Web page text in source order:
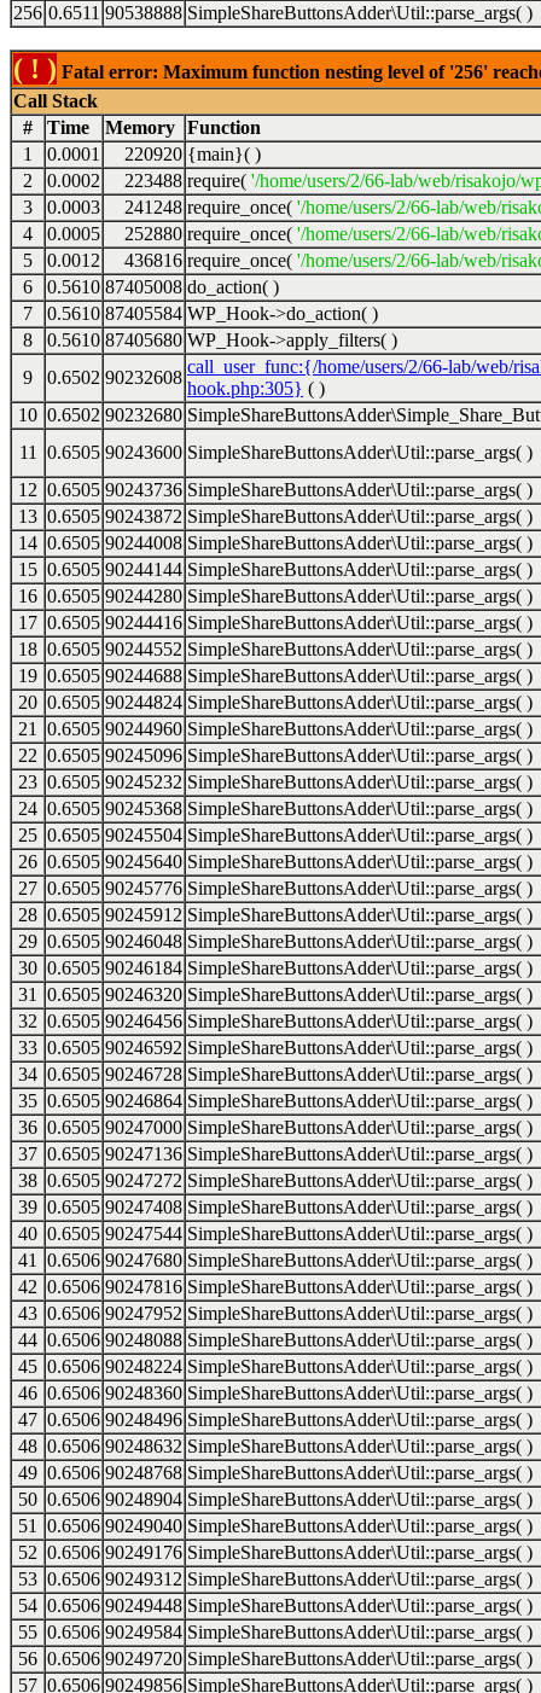
256 0.6511 90538888 SimpleShareButtonsAdder\Util::parse_args( )
( ! ) Fatal error: Maximum function nesting level of '256'
Call Stack
#
Time Memory Function
1
0.0001 220920 {main}( )
2
0.0002 223488 require( '/home/users/2/66-lab/web/risakojo/
3
0.0003 241248 require_once( '/home/users/2/66-lab/web/
4
0.0005 252880 require_once( '/home/users/2/66-lab/web/
5
0.0012 436816 require_once( '/home/users/2/66-lab/web/
6
0.5610 87405008 do_action( )
7
0.5610 87405584 WP_Hook->do_action( )
8
0.5610 87405680 WP_Hook->apply_filters( )
9
0.6502 90232608
call_user_func:{/home/users/2/66-lab/web/
hook.php:305} ( )
10 0.6502 90232680
11
0.6505 90243600 SimpleShareButtonsAdder\Util::parse_args( )
12 0.6505 90243736 SimpleShareButtonsAdder\Util::parse_args( )
13 0.6505 90243872 SimpleShareButtonsAdder\Util::parse_args( )
14 0.6505 90244008 SimpleShareButtonsAdder\Util::parse_args( )
15 0.6505 90244144 SimpleShareButtonsAdder\Util::parse_args( )
16 0.6505 90244280 SimpleShareButtonsAdder\Util::parse_args( )
17 0.6505 90244416 SimpleShareButtonsAdder\Util::parse_args( )
18 0.6505 90244552 SimpleShareButtonsAdder\Util::parse_args( )
19 0.6505 90244688 SimpleShareButtonsAdder\Util::parse_args( )
20 0.6505 90244824 SimpleShareButtonsAdder\Util::parse_args( )
21
0.6505 90244960 SimpleShareButtonsAdder\Util::parse_args( )
22 0.6505 90245096 SimpleShareButtonsAdder\Util::parse_args( )
23 0.6505 90245232 SimpleShareButtonsAdder\Util::parse_args( )
24 0.6505 90245368 SimpleShareButtonsAdder\Util::parse_args( )
25 0.6505 90245504 SimpleShareButtonsAdder\Util::parse_args( )
26 0.6505 90245640 SimpleShareButtonsAdder\Util::parse_args( )
27 0.6505 90245776 SimpleShareButtonsAdder\Util::parse_args( )
28 0.6505 90245912 SimpleShareButtonsAdder\Util::parse_args( )
29 0.6505 90246048 SimpleShareButtonsAdder\Util::parse_args( )
30 0.6505 90246184 SimpleShareButtonsAdder\Util::parse_args( )
31
0.6505 90246320 SimpleShareButtonsAdder\Util::parse_args( )
32 0.6505 90246456 SimpleShareButtonsAdder\Util::parse_args( )
33 0.6505 90246592 SimpleShareButtonsAdder\Util::parse_args( )
34 0.6505 90246728 SimpleShareButtonsAdder\Util::parse_args( )
35 0.6505 90246864 SimpleShareButtonsAdder\Util::parse_args( )
36 0.6505 90247000 SimpleShareButtonsAdder\Util::parse_args( )
37 0.6505 90247136 SimpleShareButtonsAdder\Util::parse_args( )
38 0.6505 90247272 SimpleShareButtonsAdder\Util::parse_args( )
39 0.6505 90247408 SimpleShareButtonsAdder\Util::parse_args( )
40 0.6505 90247544 SimpleShareButtonsAdder\Util::parse_args( )
41
0.6506 90247680 SimpleShareButtonsAdder\Util::parse_args( )
42 0.6506 90247816 SimpleShareButtonsAdder\Util::parse_args( )
43 0.6506 90247952 SimpleShareButtonsAdder\Util::parse_args( )
44 0.6506 90248088 SimpleShareButtonsAdder\Util::parse_args( )
45 0.6506 90248224 SimpleShareButtonsAdder\Util::parse_args( )
46 0.6506 90248360 SimpleShareButtonsAdder\Util::parse_args( )
47 0.6506 90248496 SimpleShareButtonsAdder\Util::parse_args( )
48 0.6506 90248632 SimpleShareButtonsAdder\Util::parse_args( )
49 0.6506 90248768 SimpleShareButtonsAdder\Util::parse_args( )
50 0.6506 90248904 SimpleShareButtonsAdder\Util::parse_args( )
51
0.6506 90249040 SimpleShareButtonsAdder\Util::parse_args( )
52 0.6506 90249176 SimpleShareButtonsAdder\Util::parse_args( )
53 0.6506 90249312 SimpleShareButtonsAdder\Util::parse_args( )
54 0.6506 90249448 SimpleShareButtonsAdder\Util::parse_args( )
55 0.6506 90249584 SimpleShareButtonsAdder\Util::parse_args( )
56 0.6506 90249720 SimpleShareButtonsAdder\Util::parse_args( )
57 0.6506 90249856 SimpleShareButtonsAdder\Util::parse_args( )